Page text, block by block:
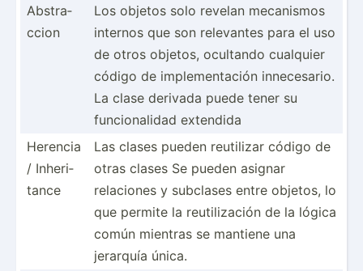
Abstra­
ccion
Los objetos solo revelan mecanismos
internos que son relevantes para el uso
de otros objetos, ocultando cualquier
código de implem­ent­ación innece­sario.
La clase derivada puede tener su
funcio­nalidad extendida
Herencia
/ Inheri­
tance
Las clases pueden reutilizar código de
otras clases Se pueden asignar
relaciones y subclases entre objetos, lo
que permite la reutil­ización de la lógica
común mientras se mantiene una
jerarquía única.